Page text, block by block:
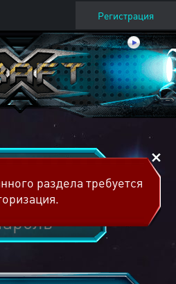
Регистрация
раздела требуется